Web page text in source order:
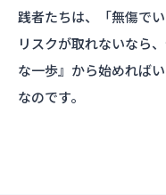
践者たちは、「無傷で
リスクが取れないなら
な一歩』から始めれば
なのです。